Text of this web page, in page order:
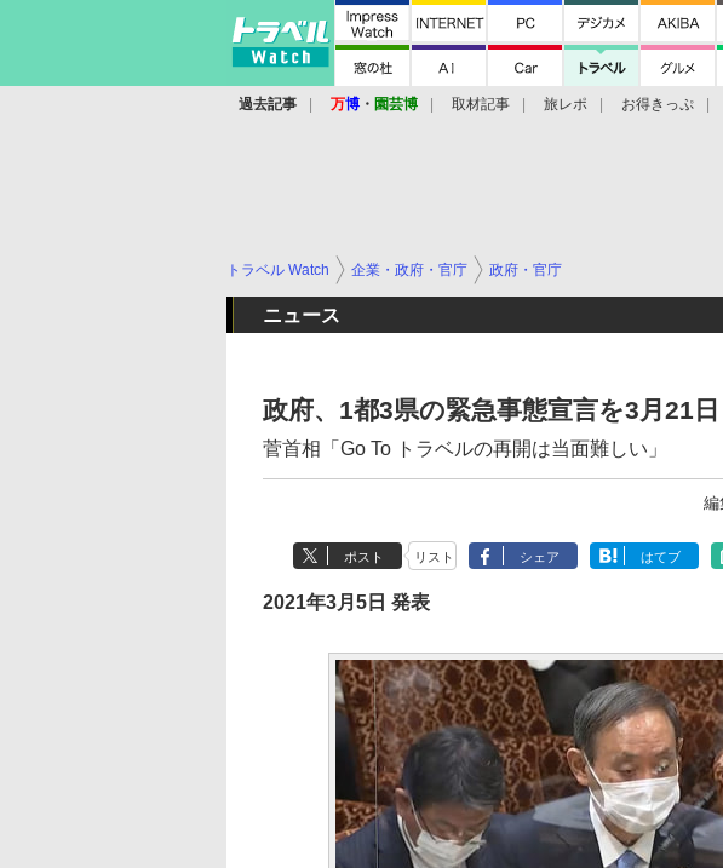
過去記事 万博 ・ 園芸博 取材記事 旅レポ お得きっぷ
トラベル Watch 企業・政府・官庁 政府・官庁
ニュース
政府、1都3県の緊急事態宣言を3月21
菅首相「Go To トラベルの再開は当面難しい」
編
ポスト リスト シェア はてブ
2021年3月5日 発表